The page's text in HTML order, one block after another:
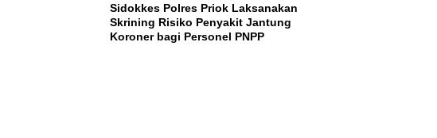
Sidokkes Polres Priok Laksanakan
Skrining Risiko Penyakit Jantung
Koroner bagi Personel PNPP